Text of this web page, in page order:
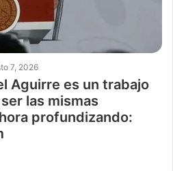
7, 2026
Aguirre es un trabajo
las mismas
profundizando: